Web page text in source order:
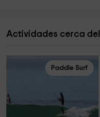
Actividades cerca
Paddle Surf